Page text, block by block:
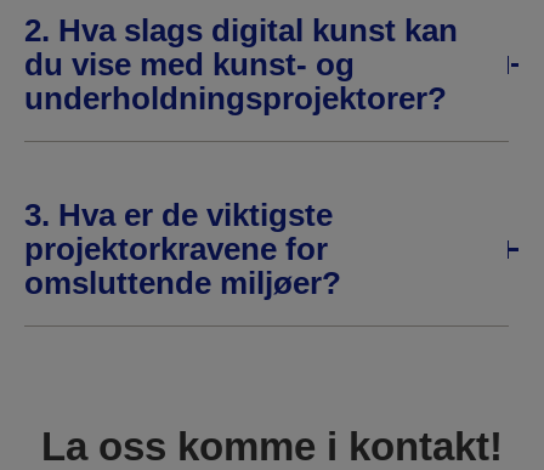
2. Hva slags digital kunst kan
du vise med kunst- og
underholdningsprojektorer?
3. Hva er de viktigste
projektorkravene for
omsluttende miljøer?
La oss komme i kontakt!